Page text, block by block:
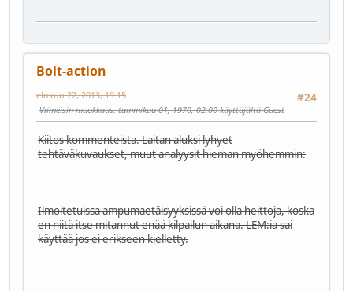
Bolt-action
#24
elokuu 22, 2013, 19:15
Viimeisin muokkaus: tammikuu 01, 1970, 02:00 käyttäjältä Guest
Kiitos kommenteista. Laitan aluksi lyhyet
tehtäväkuvaukset, muut analyysit hieman myöhemmin:
Ilmoitetuissa ampumaetäisyyksissä voi olla heittoja, koska
en niitä itse mitannut enää kilpailun aikana. LEM:ia sai
käyttää jos ei erikseen kielletty.